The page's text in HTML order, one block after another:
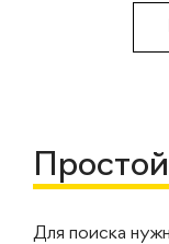
Простой
Для поиска